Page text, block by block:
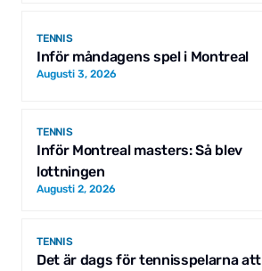
TENNIS
Inför måndagens spel i Montreal
Augusti 3, 2026
TENNIS
Inför Montreal masters: Så blev
lottningen
Augusti 2, 2026
TENNIS
Det är dags för tennisspelarna att